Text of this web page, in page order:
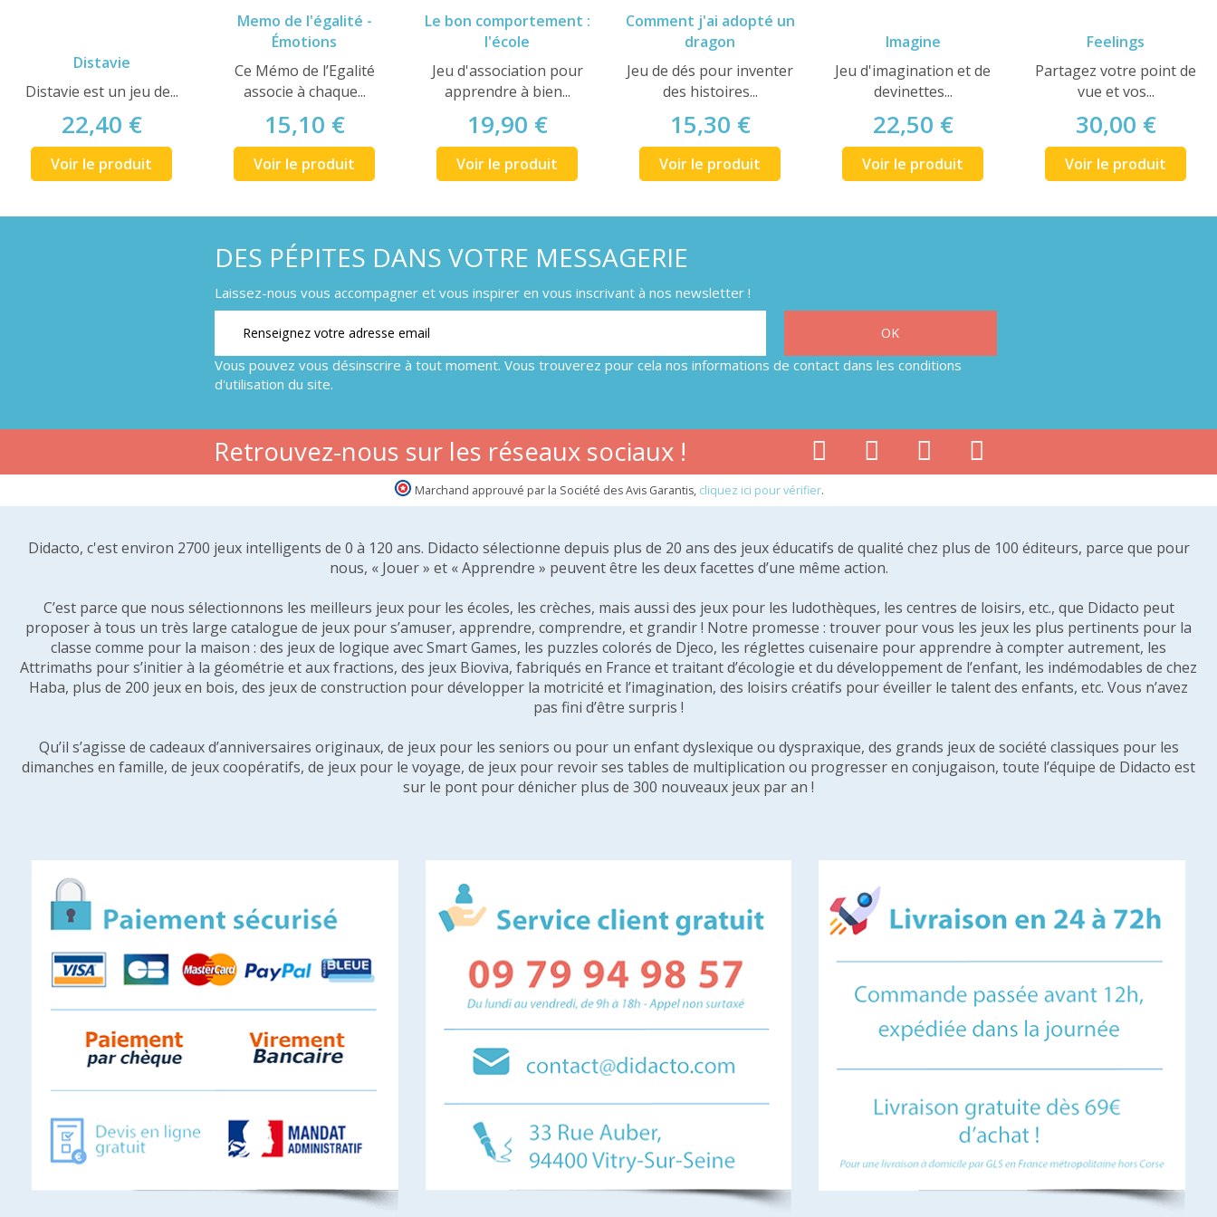
Distavie
Distavie est un jeu de...
22,40 €
Voir le produit
Memo de l'égalité -
Émotions
Ce Mémo de l’Egalité
associe à chaque...
15,10 €
Voir le produit
Le bon comportement :
l'école
Jeu d'association pour
apprendre à bien...
19,90 €
Voir le produit
Comment j'ai adopté un
dragon
Jeu de dés pour inventer
des histoires...
15,30 €
Voir le produit
Imagine
Jeu d'imagination et de
devinettes...
22,50 €
Voir le produit
Feelings
Partagez votre point de
vue et vos...
30,00 €
Voir le produit
DES PÉPITES DANS VOTRE MESSAGERIE
Laissez-nous vous accompagner et vous inspirer en vous inscrivant à nos newsletter !
Vous pouvez vous désinscrire à tout moment. Vous trouverez pour cela nos informations de contact dans les conditions
d'utilisation du site.
Retrouvez-nous sur les réseaux sociaux !
Marchand approuvé par la Société des Avis Garantis, cliquez ici pour vérifier.
Didacto, c'est environ 2700 jeux intelligents de 0 à 120 ans. Didacto sélectionne depuis plus de 20 ans des jeux éducatifs de qualité chez plus de 100 éditeurs, parce que pour
nous, « Jouer » et « Apprendre » peuvent être les deux facettes d’une même action.
C’est parce que nous sélectionnons les meilleurs jeux pour les écoles, les crèches, mais aussi des jeux pour les ludothèques, les centres de loisirs, etc., que Didacto peut
proposer à tous un très large catalogue de jeux pour s’amuser, apprendre, comprendre, et grandir ! Notre promesse : trouver pour vous les jeux les plus pertinents pour la
classe comme pour la maison : des jeux de logique avec Smart Games, les puzzles colorés de Djeco, les réglettes cuisenaire pour apprendre à compter autrement, les
Attrimaths pour s’initier à la géométrie et aux fractions, des jeux Bioviva, fabriqués en France et traitant d’écologie et du développement de l’enfant, les indémodables de chez
Haba, plus de 200 jeux en bois, des jeux de construction pour développer la motricité et l’imagination, des loisirs créatifs pour éveiller le talent des enfants, etc. Vous n’avez
pas fini d’être surpris !
Qu’il s’agisse de cadeaux d’anniversaires originaux, de jeux pour les seniors ou pour un enfant dyslexique ou dyspraxique, des grands jeux de société classiques pour les
dimanches en famille, de jeux coopératifs, de jeux pour le voyage, de jeux pour revoir ses tables de multiplication ou progresser en conjugaison, toute l’équipe de Didacto est
sur le pont pour dénicher plus de 300 nouveaux jeux par an !